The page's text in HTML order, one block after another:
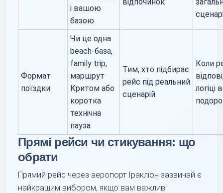
і вашою
базою
Формат
поїздки
Чи це одна
beach-база,
family trip,
маршрут
Критом або
коротка
технічна
пауза
Тим, хто підбирає
рейс під реальний
сценарій
Коли
логіці
Прямі рейси чи стикування: що
обрати
Прямий рейс через аеропорт Іракліон зазвичай є
найкращим вибором, якщо вам важливі